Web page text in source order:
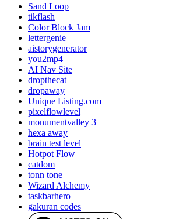
Sand Loop
tikflash
Color Block Jam
lettergenie
aistorygenerator
you2mp4
AI Nav Site
dropthecat
dropaway
Unique Listing.com
pixelflowlevel
monumentvalley 3
hexa away
brain test level
Hotpot Flow
catdom
tonn tone
Wizard Alchemy
taskbarhero
gakuran codes